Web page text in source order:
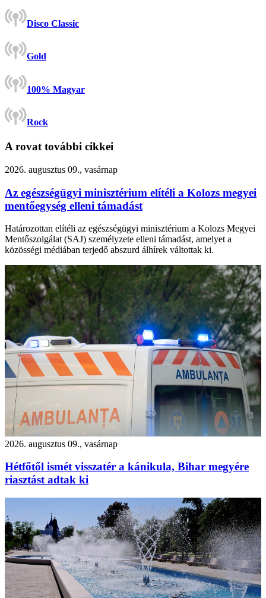
Disco Classic
Gold
100% Magyar
Rock
A rovat további cikkei
2026. augusztus 09., vasárnap
Az egészségügyi minisztérium elítéli a Kolozs megyei
mentőegység elleni támadást
Határozottan elítéli az egészségügyi minisztérium a Kolozs Megyei
Mentőszolgálat (SAJ) személyzete elleni támadást, amelyet a
közösségi médiában terjedő abszurd álhírek váltottak ki.
2026. augusztus 09., vasárnap
Hétfőtől ismét visszatér a kánikula, Bihar megyére
riasztást adtak ki